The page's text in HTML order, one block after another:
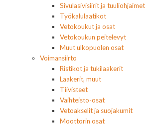
Sivulasivisiirit ja tuuliohjaimet
Työkalulaatikot
Vetokoukut ja osat
Vetokoukun peitelevyt
Muut ulkopuolen osat
Voimansiirto
Ristikot ja tukilaakerit
Laakerit, muut
Tiivisteet
Vaihteisto-osat
Vetoakselit ja suojakumit
Moottorin osat